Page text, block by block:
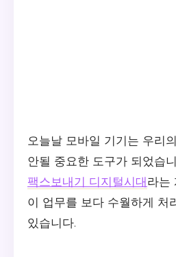
오늘날 모바일 기기는 우리
안될 중요한 도구가 되었습
팩스보내기 디지털시대라는
이 업무를 보다 수월하게 처
있습니다.